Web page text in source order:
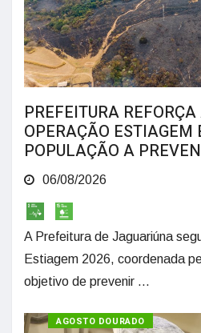
PREFEITURA
OPERAÇÃO ESTIAGEM
POPULAÇÃO A
06/08/2026
A Prefeitura de Jaguariúna
Estiagem 2026, coordenada
objetivo de prevenir ...
SAÚDE
AGOSTO DOURADO